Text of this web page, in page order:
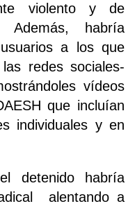
violento y de
Además, habría
a los que
redes sociales-
vídeos
que incluían
individuales y en
detenido habría
alentando a